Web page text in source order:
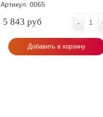
Артикул: 0065
5 843 руб -
Добавить в корзину